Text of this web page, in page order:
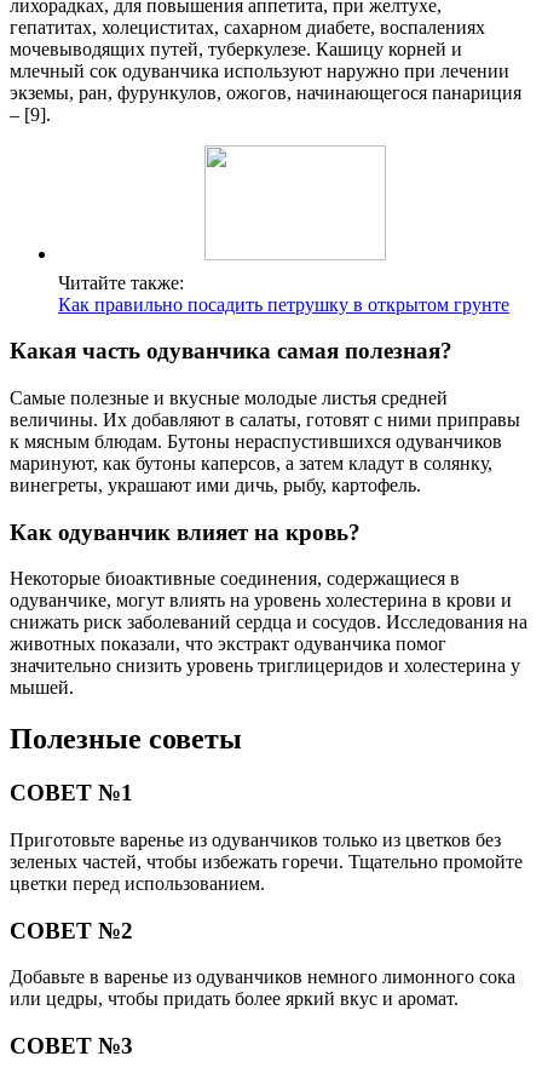
лихорадках, для повышения аппетита, при желтухе,
гепатитах, холециститах, сахарном диабете, воспалениях
мочевыводящих путей, туберкулезе. Кашицу корней и
млечный сок одуванчика используют наружно при лечении
экземы, ран, фурункулов, ожогов, начинающегося панариция
– [9].
Читайте также:
Как правильно посадить петрушку в открытом грунте
Какая часть одуванчика самая полезная?
Самые полезные и вкусные молодые листья средней
величины. Их добавляют в салаты, готовят с ними приправы
к мясным блюдам. Бутоны нераспустившихся одуванчиков
маринуют, как бутоны каперсов, а затем кладут в солянку,
винегреты, украшают ими дичь, рыбу, картофель.
Как одуванчик влияет на кровь?
Некоторые биоактивные соединения, содержащиеся в
одуванчике, могут влиять на уровень холестерина в крови и
снижать риск заболеваний сердца и сосудов. Исследования на
животных показали, что экстракт одуванчика помог
значительно снизить уровень триглицеридов и холестерина у
мышей.
Полезные советы
СОВЕТ №1
Приготовьте варенье из одуванчиков только из цветков без
зеленых частей, чтобы избежать горечи. Тщательно промойте
цветки перед использованием.
СОВЕТ №2
Добавьте в варенье из одуванчиков немного лимонного сока
или цедры, чтобы придать более яркий вкус и аромат.
СОВЕТ №3